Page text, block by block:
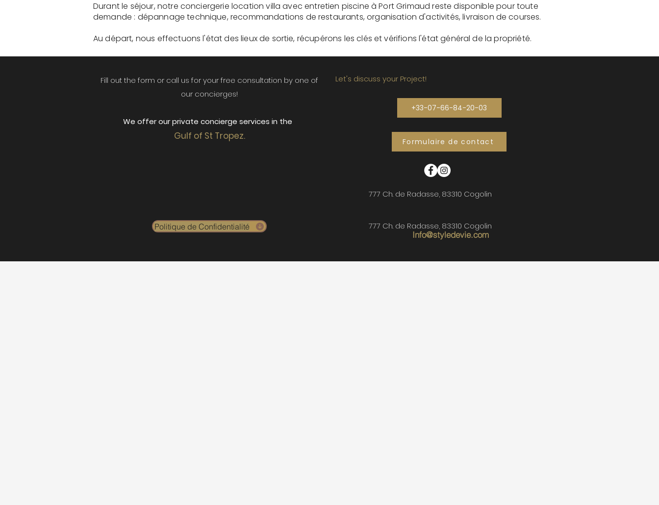
Durant le séjour, notre conciergerie location villa avec entretien piscine à Port Grimaud reste disponible pour toute
demande : dépannage technique, recommandations de restaurants, organisation d'activités, livraison de courses.
Au départ, nous effectuons l'état des lieux de sortie, récupérons les clés et vérifions l'état général de la propriété.
Fill out the form or call us for your free consultation by one of
our concierges!
We offer our private concierge services in the
Gulf of St Tropez.
Politique de Confidentialité
Let's discuss your Project!
+33-07-66-84-20-03
Formulaire de contact
777 Ch. de Radasse, 83310 Cogolin
Info@styledevie.com
777 Ch. de Radasse, 83310 Cogolin